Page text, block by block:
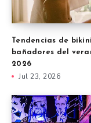
Tendencias de
bañadores del
2026
Jul 23, 2026